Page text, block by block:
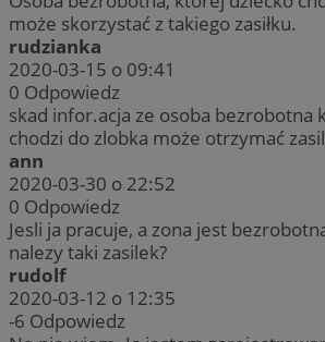
może skorzystać z takiego zasiłku.
rudzianka
2020-03-15 o 09:41
0 Odpowiedz
skad infor.acja ze osoba bezrobotna
chodzi do zlobka może otrzymać
ann
2020-03-30 o 22:52
0 Odpowiedz
Jesli ja pracuje, a zona jest
nalezy taki zasilek?
rudolf
2020-03-12 o 12:35
-6 Odpowiedz